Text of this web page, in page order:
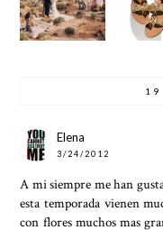
UNA
BODA
DE
DO
O
19
Elena
3/24/2012
A mi siempre me han
esta temporada vienen
con flores muchos mas